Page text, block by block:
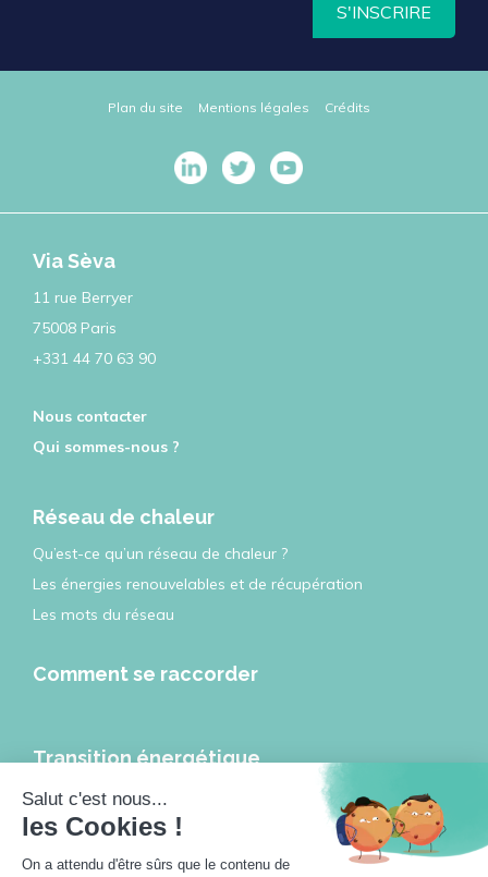
S'INSCRIRE
Plan du site Mentions légales Crédits
Via Sèva
11 rue Berryer
75008 Paris
+331 44 70 63 90
Nous contacter
Qui sommes-nous ?
Réseau de chaleur
Qu’est-ce qu’un réseau de chaleur ?
Les énergies renouvelables et de récupération
Les mots du réseau
Comment se raccorder
Transition énergétique
Les réseaux de chaleur et de froid, leviers de la transition
énergétique
Les réseaux de chaleur à l’heure de la ville intelligente